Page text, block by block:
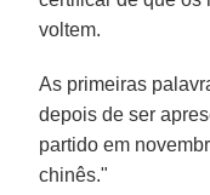
voltem.
As primeiras
depois de ser
partido em
chinês."